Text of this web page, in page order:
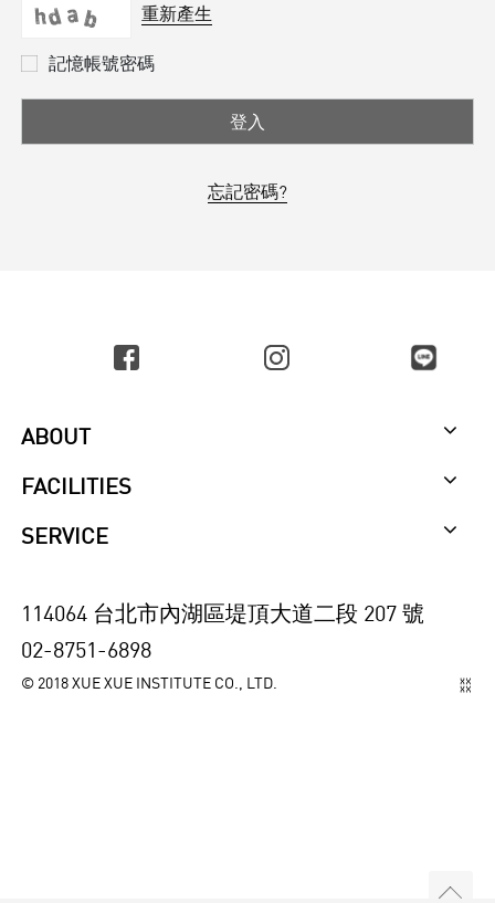
重新產生
記憶帳號密碼
登入
忘記密碼?
ABOUT
FACILITIES
SERVICE
114064 台北市內湖區堤頂大道二段 207 號
02-8751-6898
© 2018 XUE XUE INSTITUTE CO., LTD.